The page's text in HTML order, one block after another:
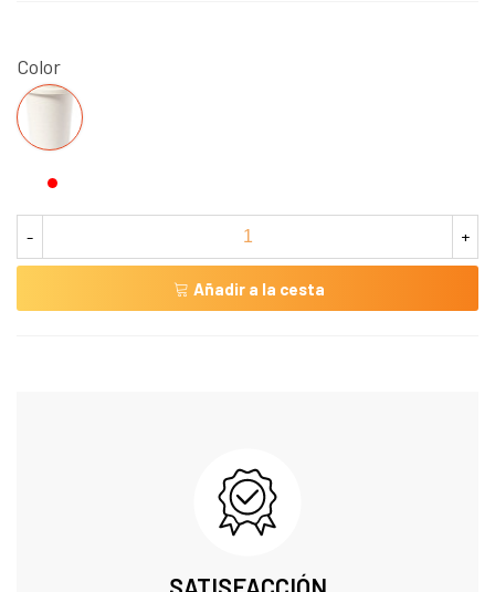
Color
NATURAL
- +
Añadir a la cesta
SATISFACCIÓN